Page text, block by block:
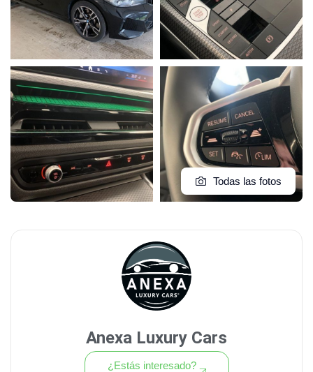
Todas las fotos
Anexa Luxury Cars
¿Estás interesado?